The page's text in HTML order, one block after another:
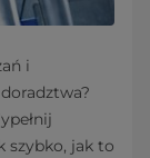
i
szybko, jak to